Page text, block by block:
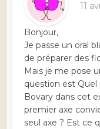
11
Bonjour,
Je passe un oral
de préparer des
Mais je me pose
question est Quel
Bovary dans cet
premier axe
seul axe ? Est ce